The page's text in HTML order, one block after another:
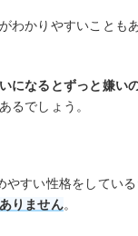
わかりやすいことも
になるとずっと嫌い
るでしょう。
やすい性格をしてい
りません。